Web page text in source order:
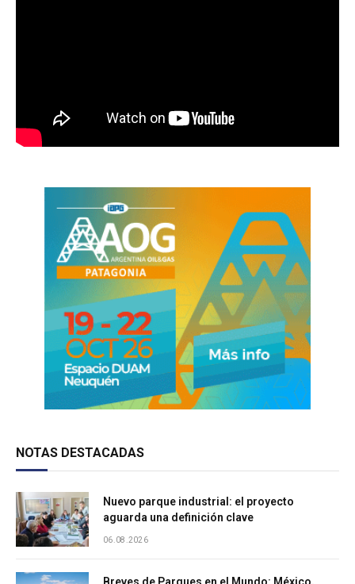
NOTAS DESTACADAS
Nuevo parque industrial: el proyecto
aguarda una definición clave
06.08.2026